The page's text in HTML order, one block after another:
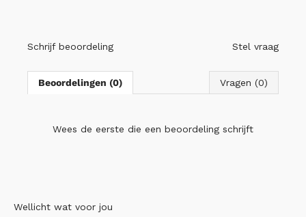
Schrijf beoordeling Stel vraag
Beoordelingen (0) Vragen (0)
Wees de eerste die een beoordeling schrijft
Wellicht wat voor jou